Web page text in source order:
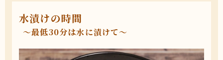
水漬けの時間
〜最低30分は水に漬けて〜